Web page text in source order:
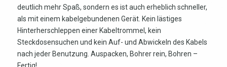
deutlich mehr Spaß, sondern es ist auch erheblich schneller,
als mit einem kabelgebundenen Gerät. Kein lästiges
Hinterherschleppen einer Kabeltrommel, kein
Steckdosensuchen und kein Auf- und Abwickeln des Kabels
nach jeder Benutzung. Auspacken, Bohrer rein, Bohren –